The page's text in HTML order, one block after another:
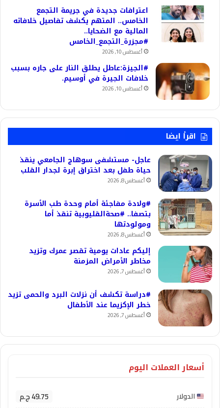
اعترافات جديدة في جريمة التجمع
الخامس.. المتهم يكشف تفاصيل خلافاته
المالية مع الضحايا..
#مجزرة_التجمع_الخامس
أغسطس 10, 2026
#الجيزة:عاطل يطلق النار على جاره بسبب
خلافات الجيرة في أوسيم.
أغسطس 10, 2026
اقرأ ايضا
عاجل- مستشفى سوهاج الجامعي ينقذ
حياة طفل بعد اختراق إبرة لجدار القلب
أغسطس 8, 2026
#ولادة مفاجئة أمام وحدة طب الأسرة
بتصفا.. #صحةالقليوبية تنقذ أما
ومولودتها
أغسطس 8, 2026
إليكم عادات يومية تقصر عمرك وتزيد
مخاطر الأمراض المزمنة
أغسطس 7, 2026
#دراسة تكشف أن نزلات البرد والحمى تزيد
خطر الإكزيما عند الأطفال
أغسطس 7, 2026
أسعار العملات اليوم
الدولار 49.75 ج.م